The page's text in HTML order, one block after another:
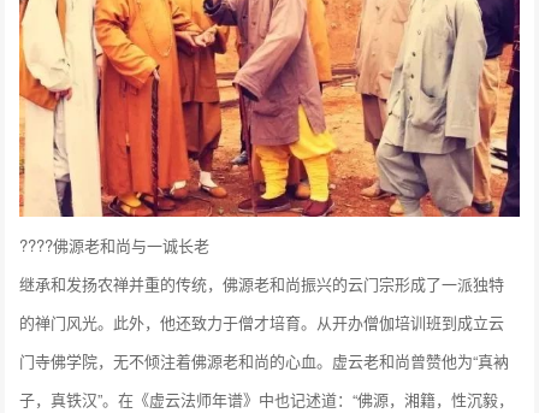
????佛源老和尚与一诚长老
继承和发扬农禅并重的传统，佛源老和尚振兴的云门宗形成了一派独特
的禅门风光。此外，他还致力于僧才培育。从开办僧伽培训班到成立云
门寺佛学院，无不倾注着佛源老和尚的心血。虚云老和尚曾赞他为“真衲
子，真铁汉”。在《虚云法师年谱》中也记述道：“佛源，湘籍，性沉毅，